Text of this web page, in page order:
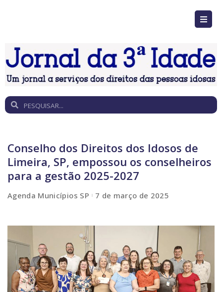
Conselho dos Direitos dos Idosos de
Limeira, SP, empossou os conselheiros
para a gestão 2025-2027
Agenda Municípios SP 7 de março de 2025